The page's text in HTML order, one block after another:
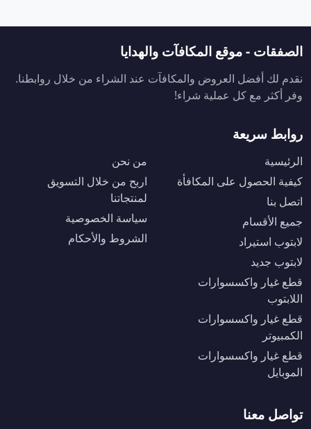
الصفقات - موقع المكافآت والهدايا
نقدم لك أفضل العروض والمكافآت عند الشراء من خلال روابطنا.
وفر أكثر مع كل عملية شراء!
روابط سريعة
الرئيسية
كيفية الحصول على المكافأة
اتصل بنا
جميع الأقسام
لابتوب استيراد
لابتوب جديد
قطع غيار واكسسوارات
اللابتوب
قطع غيار واكسسوارات
الكمبيوتر
قطع غيار واكسسوارات
الموبايل
من نحن
اربح من خلال التسويق
لمنتجاتنا
سياسة الخصوصية
الشروط والأحكام
تواصل معنا